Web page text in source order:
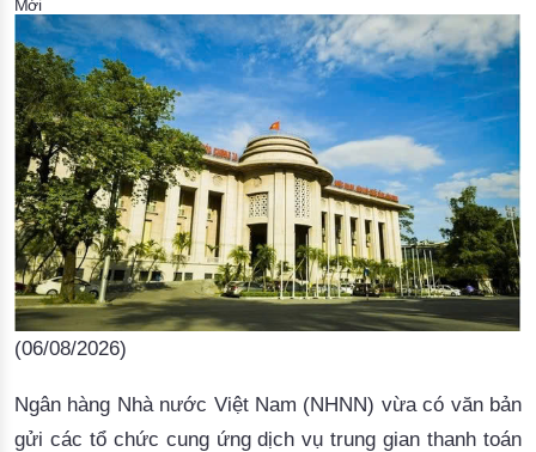
Đào tạo ISO
Mới
(06/08/2026)
Ngân hàng Nhà nước Việt Nam (NHNN) vừa có văn bản
gửi các tổ chức cung ứng dịch vụ trung gian thanh toán